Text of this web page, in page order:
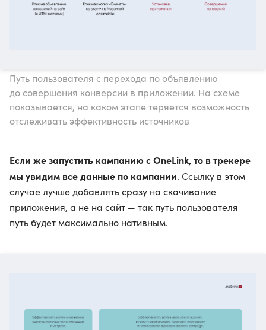
Путь пользователя с перехода по объявлению
до совершения конверсии в приложении. На схеме
показывается, на каком этапе теряется возможность
отслеживать эффективность источников
Если же запустить кампанию с OneLink, то в трекере
мы увидим все данные по кампании. Ссылку в этом
случае лучше добавлять сразу на скачивание
приложения, а не на сайт — так путь пользователя
путь будет максимально нативным.